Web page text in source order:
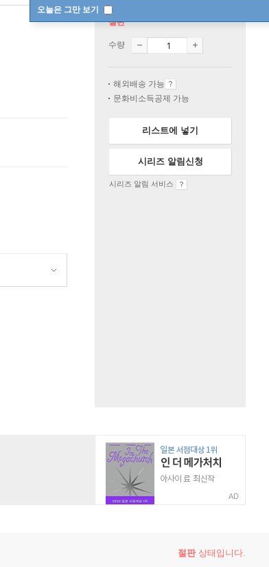
오늘은 그만 보기
절판
수량
해외배송 가능
문화비소득공제 가능
리스트에 넣기
시리즈 알림신청
시리즈 알림 서비스
AD
절판상태입니다.